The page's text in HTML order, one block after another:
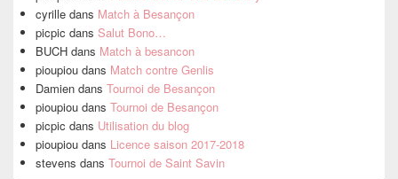
cyrille dans Match à Besançon
picpic dans Salut Bono…
BUCH dans Match à besancon
pioupiou dans Match contre Genlis
Damien dans Tournoi de Besançon
pioupiou dans Tournoi de Besançon
picpic dans Utilisation du blog
pioupiou dans Licence saison 2017-2018
stevens dans Tournoi de Saint Savin